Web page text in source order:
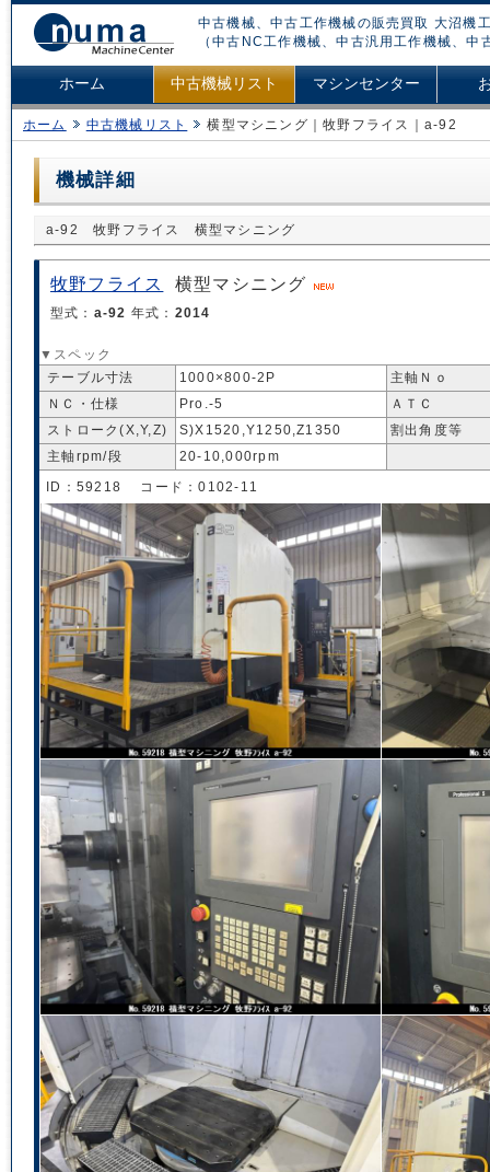
中古機械、中古工作機械の販売買取 大沼機
（中古NC工作機械、中古汎用工作機械、
ホーム 中古機械リスト マシンセンター
ホーム 中古機械リスト 横型マシニング｜牧野フライス｜a-92
機械詳細
a-92 牧野フライス 横型マシニング
牧野フライス 横型マシニング
型式： a-92 年式： 2014
▼スペック
テーブル寸法
1000×800-2P
主軸Ｎｏ
ＮＣ・仕様
Pro.-5
ＡＴＣ
ストローク(X,Y,Z)
S)X1520,Y1250,Z1350
割出角度等
主軸rpm/段
20-10,000rpm
ID：59218 コード：0102-11